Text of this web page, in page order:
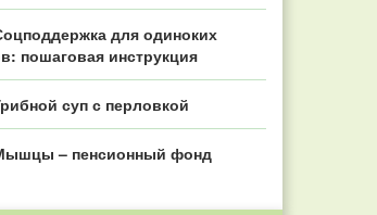
для одиноких
пошаговая инструкция
суп с перловкой
– пенсионный фонд